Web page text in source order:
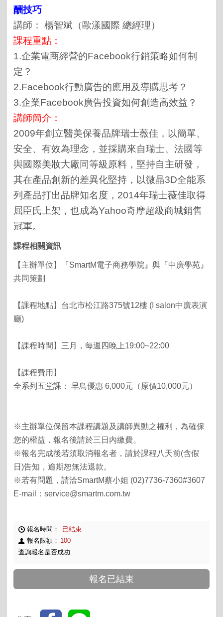
酬技巧
講師： 楊智斌（歐漾國際 總經理）
課程重點：
1.企業電商經營的Facebook行銷策略如何制
定？
2.Facebook行動廣告的應用及導購思考？
3.企業Facebook廣告投資如何創造高效益？
講師簡介：
2009年創立醫美保養品牌瑞士薇佳，以簡單、
安全、有效為理念，並採購來自瑞士、法國等
與國際美妝大廠同等級原料，堅持自主研發，
其在產品創新的差異化堅持，以微晶3D全能系
列產品打出品牌知名度，2014年瑞士薇佳取得
屈臣氏上架，也成為Yahoo奇摩超級商城銷售
冠軍。
課程相關資訊
【主辦單位】『SmartM電子商務學院』與『中廣學苑』
共同策劃
【課程地點】台北市松江路375號12樓 (I salon中廣表演
廳)
【課程時間】三月，每週四晚上19:00~22:00
【課程費用】
全系列五堂課： 早鳥優惠 6,000元（原價10,000元）
※主辦單位保留本課程講題及講師異動之權利，為確保
您的權益，報名後請於三日內繳費。
※報名完成後若須取消報名者，請於課程八天前(含假
日)告知，逾期恕無法退款。
※若有問題，請洽SmartM蔡小姐 (02)7736-7360#3607
E-mail：service@smartm.com.tw
報名時間：
已結束
報名限額： 100
查詢報名是否成功
報名已結束